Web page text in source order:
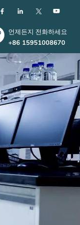
언제든지 전화하세요
+86 15951008670